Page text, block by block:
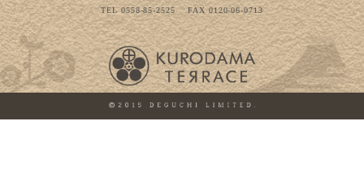
TEL 0558-85-2525 FAX 0120-06-0713